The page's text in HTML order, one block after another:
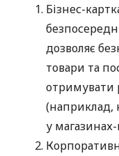
Бізнес-
дозволяє
товари та
отримувати
(наприклад,
у